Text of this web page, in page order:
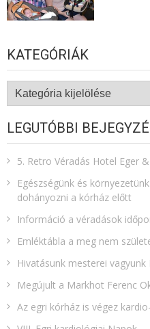
KATEGÓRIÁK
Kategóriák
LEGUTÓBBI
5. Retro Véradás Hotel Eger
Egészségünk és
dohányozni a kórház előtt
Információ a véradások
Emléktábla a meg nem
Hivatásunk mesterei
Megújult a Markhot Ferenc
Az egri kórház is végez